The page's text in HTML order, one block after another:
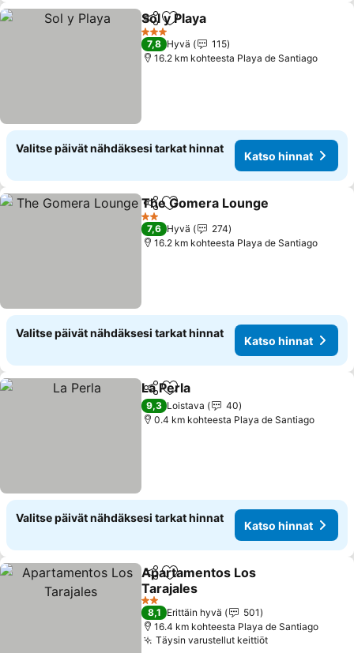
Jaa Lisää suosikkeihin
Sol y Playa
3 Tähtiluokitus
7,8 Hyvä
115
16.2 km kohteesta Playa de Santiago
Valitse päivät nähdäksesi tarkat hinnat
Katso hinnat
Jaa Lisää suosikkeihin
The Gomera Lounge
2 Tähtiluokitus
7,6 Hyvä
274
16.2 km kohteesta Playa de Santiago
Valitse päivät nähdäksesi tarkat hinnat
Katso hinnat
Jaa Lisää suosikkeihin
La Perla
9,3 Loistava
40
0.4 km kohteesta Playa de Santiago
Valitse päivät nähdäksesi tarkat hinnat
Katso hinnat
Jaa Lisää suosikkeihin
Apartamentos Los
Tarajales
2 Tähtiluokitus
8,1 Erittäin hyvä
501
16.4 km kohteesta Playa de Santiago
Täysin varustellut keittiöt